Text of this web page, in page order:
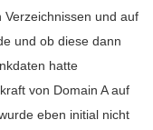
und auf
und ob diese dann
hatte
von Domain A auf
eben initial nicht